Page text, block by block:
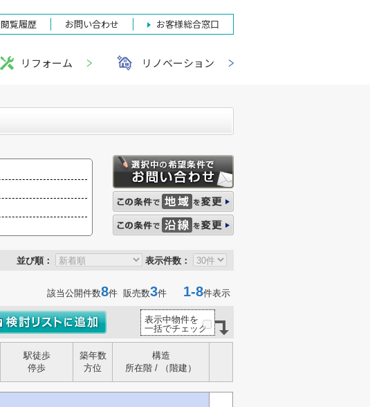
閲覧履歴 お問い合わせ お客様総合窓口
リフォーム リノベーション
並び順： 表示件数：
該当公開件数8件 販売数3件 1-8件表示
表示中物件を
一括でチェック
駅徒歩
停歩
築年数
方位
構造
所在階 / （階建）